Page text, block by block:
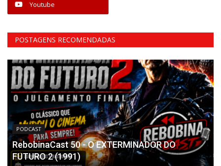
Youtube
POSTAGENS RECOMENDADAS
PODCAST
RebobinaCast 50 - O EXTERMINADOR DO
FUTURO 2 (1991)